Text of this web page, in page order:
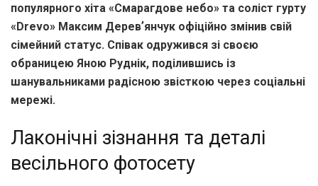
популярного хіта «Смарагдове небо» та соліст гурту
«Drevo» Максим Деревʼянчук офіційно змінив свій
сімейний статус. Співак одружився зі своєю
обраницею Яною Руднік, поділившись із
шанувальниками радісною звісткою через соціальні
мережі.
Лаконічні зізнання та деталі
весільного фотосету